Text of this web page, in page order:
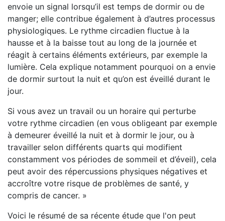
envoie un signal lorsqu’il est temps de dormir ou de
manger; elle contribue également à d’autres processus
physiologiques. Le rythme circadien fluctue à la
hausse et à la baisse tout au long de la journée et
réagit à certains éléments extérieurs, par exemple la
lumière. Cela explique notamment pourquoi on a envie
de dormir surtout la nuit et qu’on est éveillé durant le
jour.
Si vous avez un travail ou un horaire qui perturbe
votre rythme circadien (en vous obligeant par exemple
à demeurer éveillé la nuit et à dormir le jour, ou à
travailler selon différents quarts qui modifient
constamment vos périodes de sommeil et d’éveil), cela
peut avoir des répercussions physiques négatives et
accroître votre risque de problèmes de santé, y
compris de cancer. »
Voici le résumé de sa récente étude que l'on peut